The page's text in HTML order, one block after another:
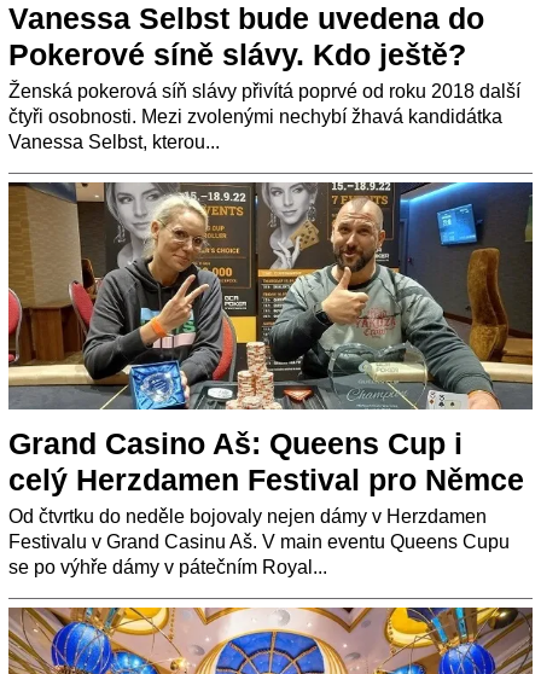
Vanessa Selbst bude uvedena do
Pokerové síně slávy. Kdo ještě?
Ženská pokerová síň slávy přivítá poprvé od roku 2018 další
čtyři osobnosti. Mezi zvolenými nechybí žhavá kandidátka
Vanessa Selbst, kterou...
Grand Casino Aš: Queens Cup i
celý Herzdamen Festival pro Němce
Od čtvrtku do neděle bojovaly nejen dámy v Herzdamen
Festivalu v Grand Casinu Aš. V main eventu Queens Cupu
se po výhře dámy v pátečním Royal...